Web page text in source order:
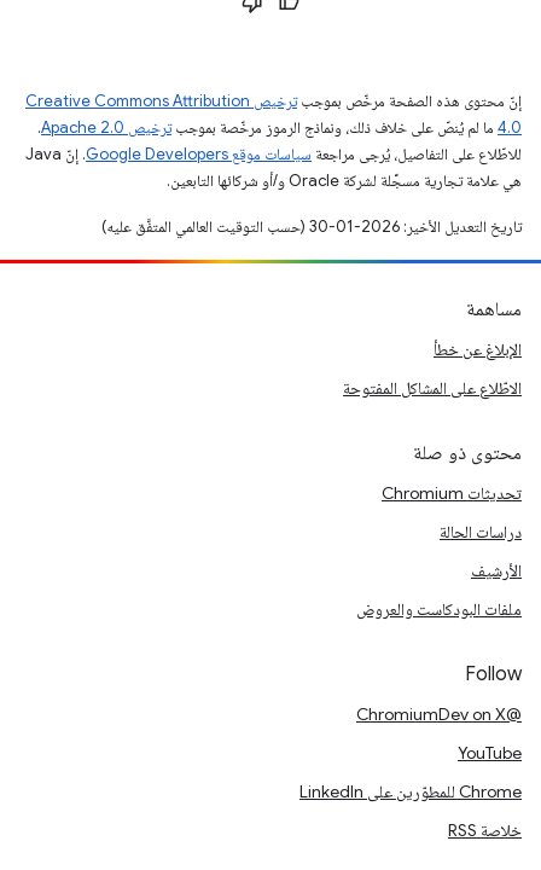
إنّ محتوى هذه الصفحة مرخّص بموجب
ترخيص Creative Commons Attribution
4.0‏ ما لم يُنصّ على خلاف ذلك، ونماذج الرموز مرخّصة بموجبترخيص Apache 2.0‏
.
للاطّلاع على التفاصيل، يُرجى مراجعة سياسات موقع Google Developers‏
. إنّ Java
هي علامة تجارية مسجَّلة لشركة Oracle و/أو شركائها التابعين.
تاريخ التعديل الأخير: 2026-01-30 (حسب التوقيت العالمي المتفَّق عليه)
مساهمة
الإبلاغ عن خطأ
الاطّلاع على المشاكل المفتوحة
محتوى ذو صلة
تحديثات Chromium
دراسات الحالة
الأرشيف
ملفات البودكاست والعروض
Follow
@ChromiumDev on X
YouTube
Chrome للمطوّرين على LinkedIn
خلاصة RSS